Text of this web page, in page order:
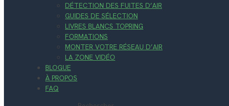
DÉTECTION DES FUITES D’AIR
GUIDES DE SÉLECTION
LIVRES BLANCS TOPRING
FORMATIONS
MONTER VOTRE RÉSEAU D’AIR
LA ZONE VIDÉO
BLOGUE
À PROPOS
FAQ